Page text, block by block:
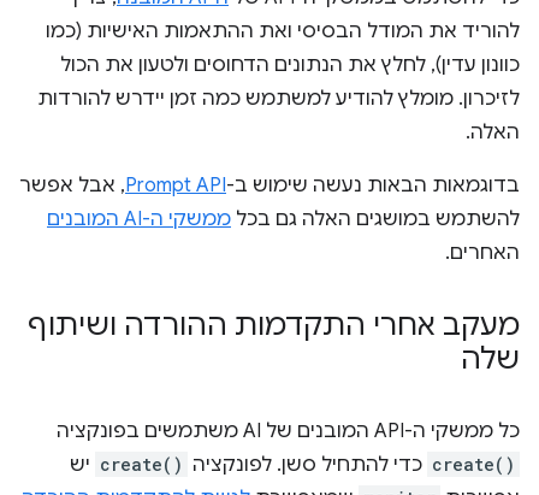
להוריד את המודל הבסיסי ואת ההתאמות האישיות (כמו
כוונון עדין), לחלץ את הנתונים הדחוסים ולטעון את הכול
לזיכרון. מומלץ להודיע למשתמש כמה זמן יידרש להורדות
האלה.
בדוגמאות הבאות נעשה שימוש ב-Prompt API, אבל אפשר
להשתמש במושגים האלה גם בכל ממשקי ה-AI המובנים
האחרים.
מעקב אחרי התקדמות ההורדה ושיתוף
שלה
כל ממשקי ה-API המובנים של AI משתמשים בפונקציה
create() כדי להתחיל סשן. לפונקציה create() יש